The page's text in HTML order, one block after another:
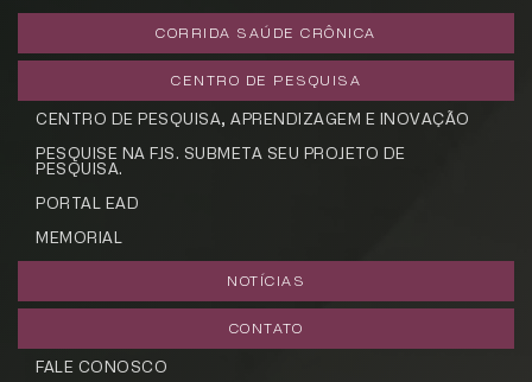
CORRIDA SAÚDE CRÔNICA
CENTRO DE PESQUISA
CENTRO DE PESQUISA, APRENDIZAGEM E INOVAÇÃO
PESQUISE NA FJS. SUBMETA SEU PROJETO DE
PESQUISA.
PORTAL EAD
MEMORIAL
NOTÍCIAS
CONTATO
FALE CONOSCO
Cadastrar